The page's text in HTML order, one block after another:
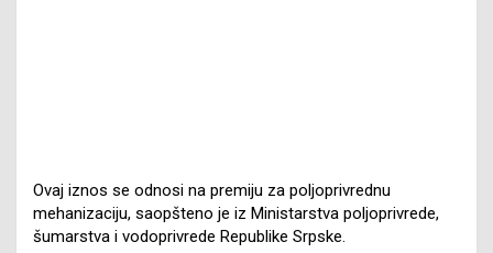
Ovaj iznos se odnosi na premiju za poljoprivrednu
mehanizaciju, saopšteno je iz Ministarstva poljoprivrede,
šumarstva i vodoprivrede Republike Srpske.